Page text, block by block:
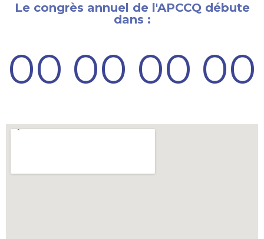
Le congrès annuel de l'APCCQ débute
dans :
00 00 00 00